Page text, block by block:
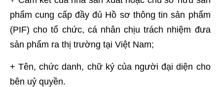
phẩm cung cấp đầy đủ Hồ sơ thông tin sản phẩm
(PIF) cho tổ chức, cá nhân chịu trách nhiệm đưa
sản phẩm ra thị trường tại Việt Nam;
+ Tên, chức danh, chữ ký của người đại diện cho
bên uỷ quyền.